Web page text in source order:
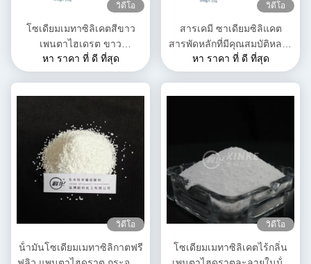
วิดีโอ
โซเดียมเมทาซิลิเคตสีขาว
เพนตาไฮเดรต ขาว
Na2SiO3·5H2O โหลดในน้ํา
หา ราคา ที่ ดี ที่สุด
วิดีโอ
สารเคมี ซาเดียมซิลิแคต
สารพัดหลักที่มีคุณสมบัติหลาก
หลาย
หา ราคา ที่ ดี ที่สุด
วิดีโอ
น้ํามันโซเดียมเมทาซิลิกาตฟรี
วิดีโอ
โซเดียมเมทาซิลิเคตไร้กลิ่น